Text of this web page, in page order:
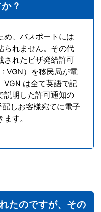
？
め、パスポートには
られません。その代
されたビザ発給許可
VGN）を移民局が電
VGN は全て英語で記
説明した許可通知の
しお客様宛てに電子
す。
たのですが、その